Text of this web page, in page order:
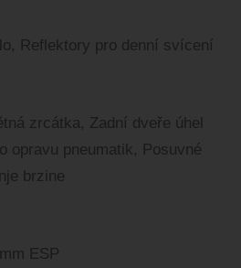
Reflektory pro denní svícení
zrcátka, Zadní dveře úhel
opravu pneumatik, Posuvné
brzine
ESP